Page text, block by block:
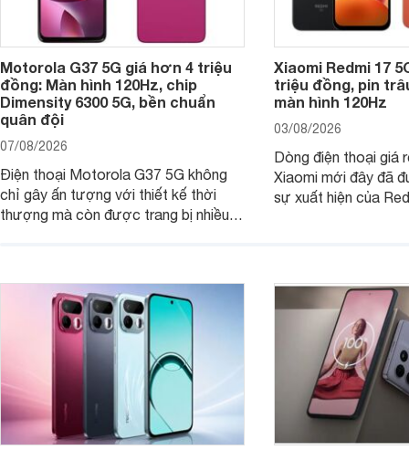
Motorola G37 5G giá hơn 4 triệu
đồng: Màn hình 120Hz, chip
Dimensity 6300 5G, bền chuẩn
quân đội
07/08/2026
Điện thoại Motorola G37 5G không
chỉ gây ấn tượng với thiết kế thời
thượng mà còn được trang bị nhiều
Xiaomi Redmi 17
triệu đồng, pin
màn hình 120Hz
03/08/2026
Dòng điện thoại giá
Xiaomi mới đây đã
sự xuất hiện của